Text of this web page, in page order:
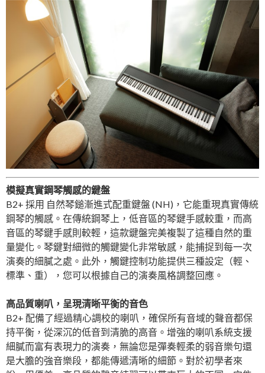
模擬真實鋼琴觸感的鍵盤
B2+ 採用 自然琴鎚漸進式配重鍵盤 (NH)，它能重現真實傳統
鋼琴的觸感。在傳統鋼琴上，低音區的琴鍵手感較重，而高
音區的琴鍵手感則較輕，這款鍵盤完美複製了這種自然的重
量變化。琴鍵對細微的觸鍵變化非常敏感，能捕捉到每一次
演奏的細膩之處。此外，觸鍵控制功能提供三種設定（輕、
標準、重），您可以根據自己的演奏風格調整回應。
高品質喇叭，呈現清晰平衡的音色
B2+ 配備了經過精心調校的喇叭，確保所有音域的聲音都保
持平衡，從深沉的低音到清脆的高音。增強的喇叭系統支援
細膩而富有表現力的演奏，無論您是彈奏輕柔的弱音樂句還
是大膽的強音樂段，都能傳遞清晰的細節。對於初學者來